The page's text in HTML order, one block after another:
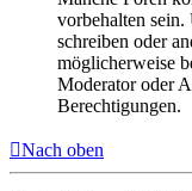
vorbehalten sein.
schreiben oder
möglicherweise
Moderator oder
Berechtigungen.
Nach oben